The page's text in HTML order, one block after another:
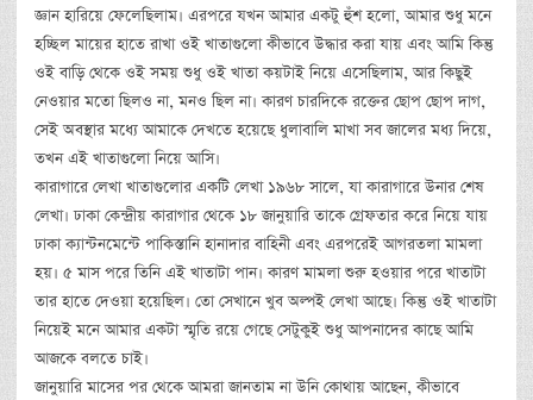
জ্ঞান হারিয়ে ফেলেছিলাম। এরপরে যখন আমার একটু হুঁশ হলো, আমার শুধু মনে
হচ্ছিল মায়ের হাতে রাখা ওই খাতাগুলো কীভাবে উদ্ধার করা যায় এবং আমি কিন্তু
ওই বাড়ি থেকে ওই সময় শুধু ওই খাতা কয়টাই নিয়ে এসেছিলাম, আর কিছুই
নেওয়ার মতো ছিলও না, মনও ছিল না। কারণ চারদিকে রক্তের ছোপ ছোপ দাগ,
সেই অবস্থার মধ্যে আমাকে দেখতে হয়েছে ধুলাবালি মাখা সব জালের মধ্য দিয়ে,
তখন এই খাতাগুলো নিয়ে আসি।
কারাগারে লেখা খাতাগুলোর একটি লেখা ১৯৬৮ সালে, যা কারাগারে উনার শেষ
লেখা। ঢাকা কেন্দ্রীয় কারাগার থেকে ১৮ জানুয়ারি তাকে গ্রেফতার করে নিয়ে যায়
ঢাকা ক্যান্টনমেন্টে পাকিস্তানি হানাদার বাহিনী এবং এরপরেই আগরতলা মামলা
হয়। ৫ মাস পরে তিনি এই খাতাটা পান। কারণ মামলা শুরু হওয়ার পরে খাতাটা
তার হাতে দেওয়া হয়েছিল। তো সেখানে খুব অল্পই লেখা আছে। কিন্তু ওই খাতাটা
নিয়েই মনে আমার একটা স্মৃতি রয়ে গেছে সেটুকুই শুধু আপনাদের কাছে আমি
আজকে বলতে চাই।
জানুয়ারি মাসের পর থেকে আমরা জানতাম না উনি কোথায় আছেন, কীভাবে